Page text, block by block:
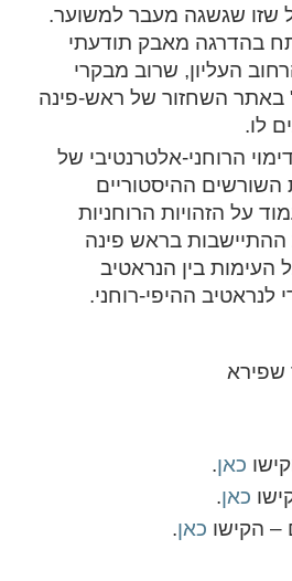
שזו שגשגה מעבר למשוער.
בהדרגה מאבק תודעתי
העליון, שרוב מבקרי
באתר השחזור של ראש-פינה
לו.
הרוחני-אלטרנטיבי של
השורשים ההיסטוריים
על הזהויות הרוחניות
ההתיישבות בראש פינה
העימות בין הנראטיב
לנראטיב ההיפי-רוחני.
שפירא
כאן.
כאן.
– הקישו כאן.